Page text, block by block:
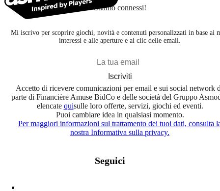
Stiamo connessi!
Mi iscrivo per scoprire giochi, novità e contenuti personalizzati in base ai
interessi e alle aperture e ai clic delle email.
Iscriviti
Accetto di ricevere comunicazioni per email e sui social network
parte di Financière Amuse BidCo e delle società del Gruppo
elencate quisulle loro offerte, servizi, giochi ed eventi.
Puoi cambiare idea in qualsiasi momento.
Per maggiori informazioni sul trattamento dei tuoi dati, consulta
nostra Informativa sulla privacy.
Seguici